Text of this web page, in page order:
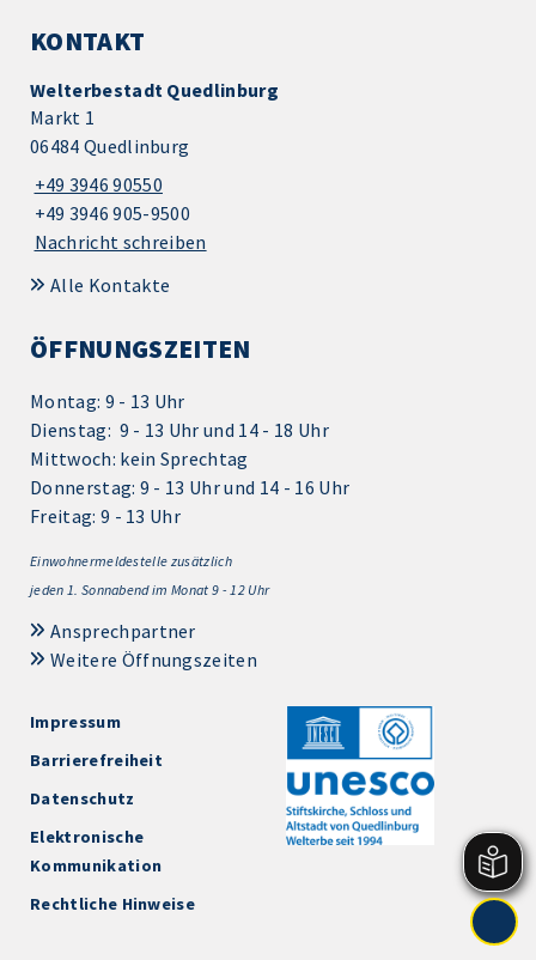
KONTAKT
Welterbestadt Quedlinburg
Markt 1
06484 Quedlinburg
+49 3946 90550
+49 3946 905-9500
Nachricht schreiben
Alle Kontakte
ÖFFNUNGSZEITEN
Montag: 9 - 13 Uhr
Dienstag: 9 - 13 Uhr und 14 - 18 Uhr
Mittwoch: kein Sprechtag
Donnerstag: 9 - 13 Uhr und 14 - 16 Uhr
Freitag: 9 - 13 Uhr
Einwohnermeldestelle zusätzlich
jeden 1. Sonnabend im Monat 9 - 12 Uhr
Ansprechpartner
Weitere Öffnungszeiten
Impressum
Barrierefreiheit
Datenschutz
Elektronische
Kommunikation
Rechtliche Hinweise